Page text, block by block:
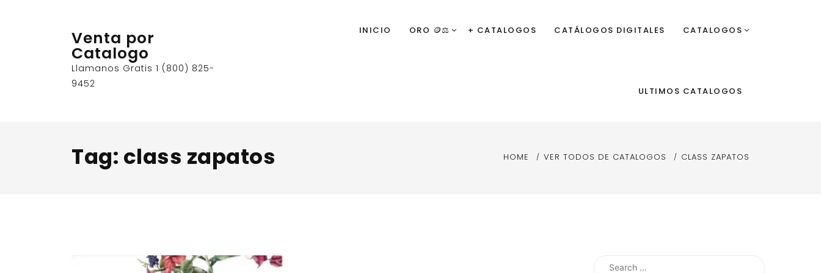
Venta por
Catalogo
Llamanos Gratis 1 (800) 825-
9452
INICIO ORO 🪙⚖️ + CATALOGOS CATÁLOGOS DIGITALES CATALOGOS
ULTIMOS CATALOGOS
Tag: class zapatos HOME VER TODOS DE CATALOGOS CLASS ZAPATOS
Search